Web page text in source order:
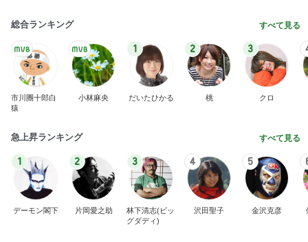
総合ランキング すべて見る
市川團十郎白
猿
小林麻央
1
だいたひかる
2
桃
3
クロ
急上昇ランキング すべて見る
1
デーモン閣下
2
片岡愛之助
3
林下清志(ビッ
グダディ)
4
沢田聖子
5
金沢克彦